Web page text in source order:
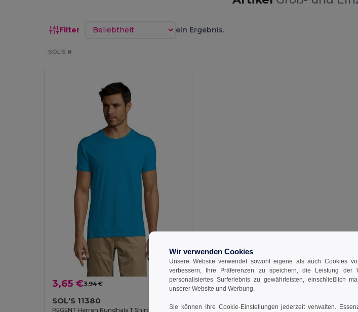
Filter Sortieren nach ein Ergebnis.
SOL'S
3,65 €3,94 € -7%
SOL'S 11380
REGENT Herren Rundhals T Shirt
Wir verwenden Cookies
Unsere Website verwendet sowohl eigene als auch Cookies
verbessern, Ihre Präferenzen zu speichern, die Leistung
personalisiertes Surferlebnis zu gewährleisten, einschließlich
unserer Website und Werbung.
Sie können Ihre Cookie-Einstellungen jederzeit verwalten.